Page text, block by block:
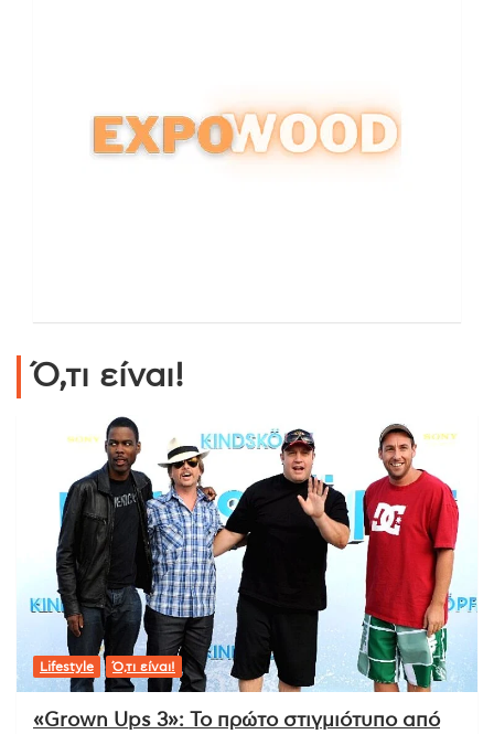
Ό,τι είναι!
Lifestyle Ό,τι είναι!
«Grown Ups 3»: Το πρώτο στιγμιότυπο από